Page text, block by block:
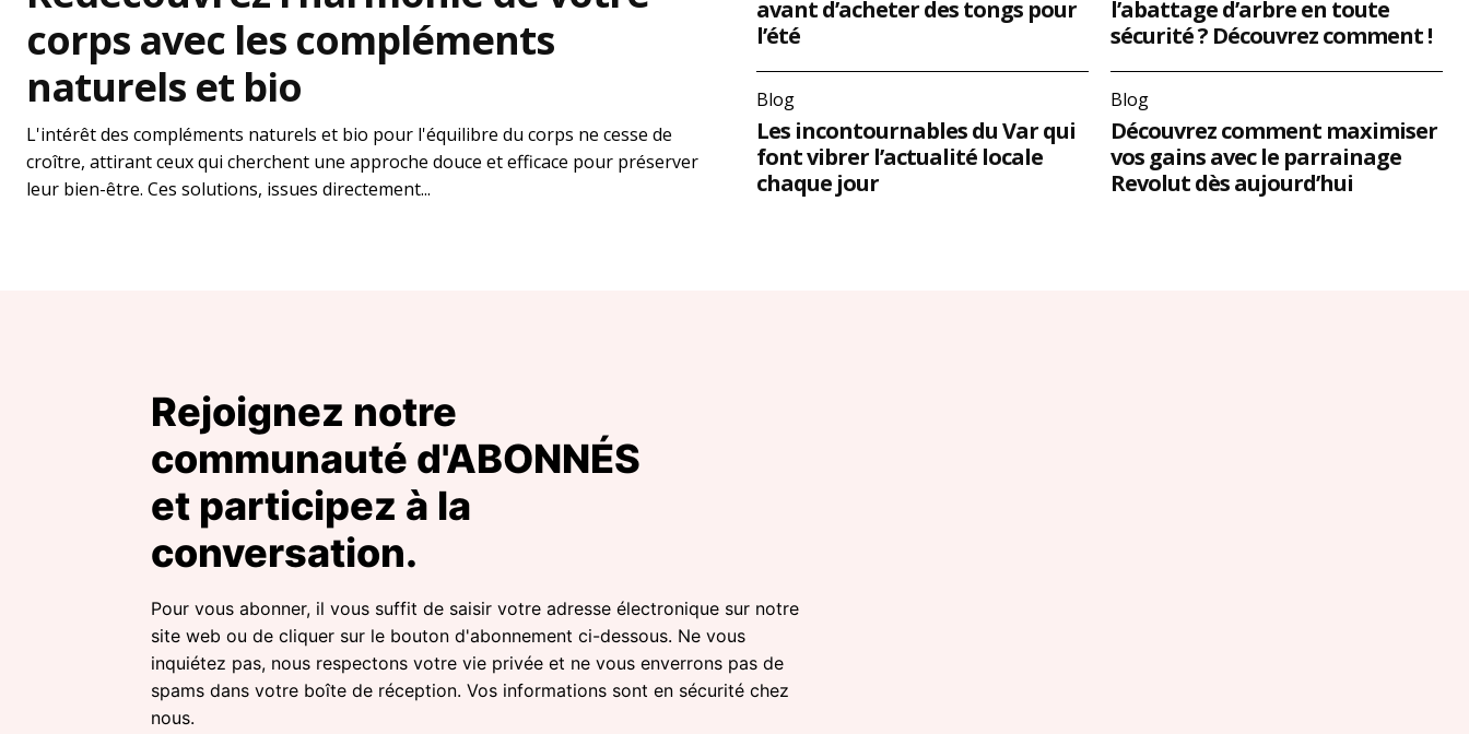
corps avec les compléments
naturels et bio
L'intérêt des compléments naturels et bio pour l'équilibre du corps ne cesse de
croître, attirant ceux qui cherchent une approche douce et efficace pour préserver
leur bien-être. Ces solutions, issues directement...
avant d’acheter des tongs pour
l’été
l’abattage d’arbre en toute
sécurité ? Découvrez comment !
Blog
Les incontournables du Var qui
font vibrer l’actualité locale
chaque jour
Blog
Découvrez comment maximiser
vos gains avec le parrainage
Revolut dès aujourd’hui
Rejoignez notre
communauté d'ABONNÉS
et participez à la
conversation.
Pour vous abonner, il vous suffit de saisir votre adresse électronique sur notre
site web ou de cliquer sur le bouton d'abonnement ci-dessous. Ne vous
inquiétez pas, nous respectons votre vie privée et ne vous enverrons pas de
spams dans votre boîte de réception. Vos informations sont en sécurité chez
nous.